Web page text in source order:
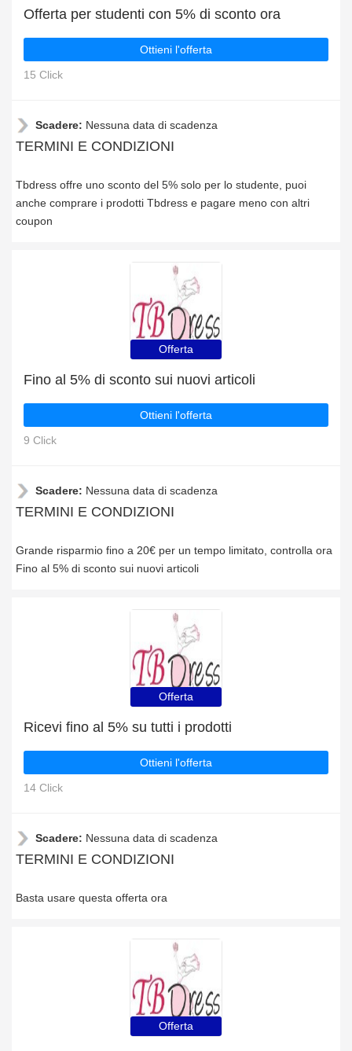
Offerta per studenti con 5% di sconto ora
Ottieni l'offerta
15 Click
Scadere: Nessuna data di scadenza
TERMINI E CONDIZIONI
Tbdress offre uno sconto del 5% solo per lo studente, puoi
anche comprare i prodotti Tbdress e pagare meno con altri
coupon
Offerta
Fino al 5% di sconto sui nuovi articoli
Ottieni l'offerta
9 Click
Scadere: Nessuna data di scadenza
TERMINI E CONDIZIONI
Grande risparmio fino a 20€ per un tempo limitato, controlla ora
Fino al 5% di sconto sui nuovi articoli
Offerta
Ricevi fino al 5% su tutti i prodotti
Ottieni l'offerta
14 Click
Scadere: Nessuna data di scadenza
TERMINI E CONDIZIONI
Basta usare questa offerta ora
Offerta